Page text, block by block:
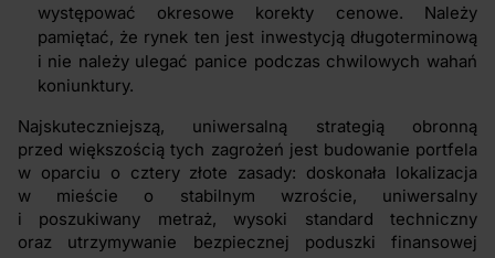
występować okresowe korekty cenowe. Należy
pamiętać, że rynek ten jest inwestycją długoterminową
i nie należy ulegać panice podczas chwilowych wahań
koniunktury.
Najskuteczniejszą, uniwersalną strategią obronną
przed większością tych zagrożeń jest budowanie portfela
w oparciu o cztery złote zasady: doskonała lokalizacja
w mieście o stabilnym wzroście, uniwersalny
i poszukiwany metraż, wysoki standard techniczny
oraz utrzymywanie bezpiecznej poduszki finansowej